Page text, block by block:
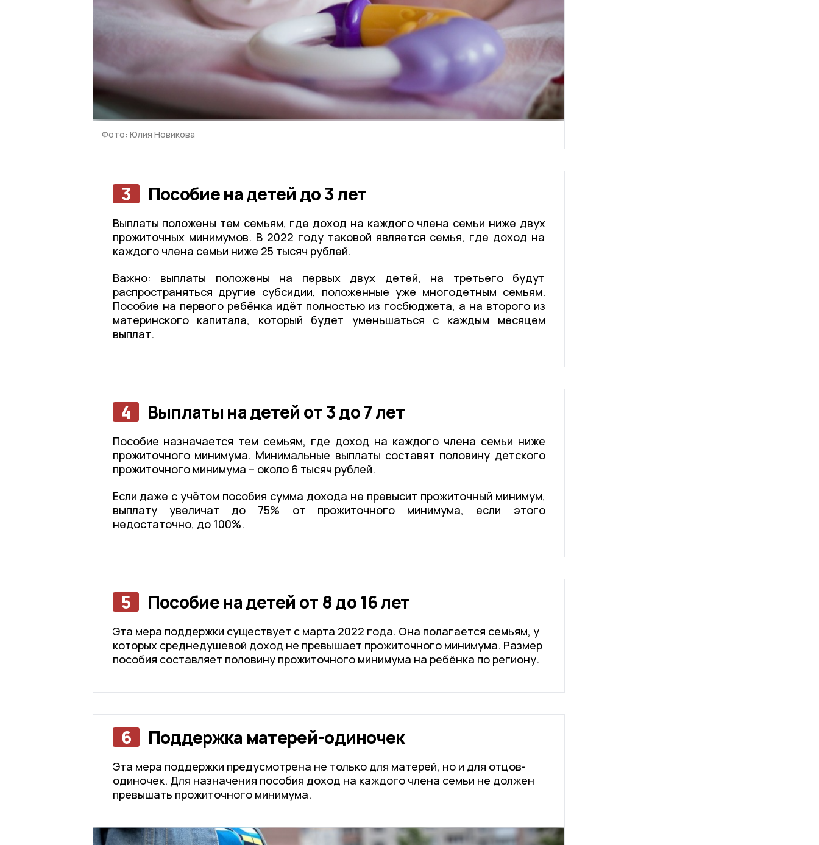
Фото: Юлия Новикова
3 Пособие на детей до 3 лет
Выплаты положены тем семьям, где доход на каждого члена семьи ниже двух
прожиточных минимумов. В 2022 году таковой является семья, где доход на
каждого члена семьи ниже 25 тысяч рублей.
Важно: выплаты положены на первых двух детей, на третьего будут
распространяться другие субсидии, положенные уже многодетным семьям.
Пособие на первого ребёнка идёт полностью из госбюджета, а на второго из
материнского капитала, который будет уменьшаться с каждым месяцем
выплат.
4 Выплаты на детей от 3 до 7 лет
Пособие назначается тем семьям, где доход на каждого члена семьи ниже
прожиточного минимума. Минимальные выплаты составят половину детского
прожиточного минимума – около 6 тысяч рублей.
Если даже с учётом пособия сумма дохода не превысит прожиточный минимум,
выплату увеличат до 75% от прожиточного минимума, если этого
недостаточно, до 100%.
5 Пособие на детей от 8 до 16 лет
Эта мера поддержки существует с марта 2022 года. Она полагается семьям, у
которых среднедушевой доход не превышает прожиточного минимума. Размер
пособия составляет половину прожиточного минимума на ребёнка по региону.
6 Поддержка матерей-одиночек
Эта мера поддержки предусмотрена не только для матерей, но и для отцов-
одиночек. Для назначения пособия доход на каждого члена семьи не должен
превышать прожиточного минимума.